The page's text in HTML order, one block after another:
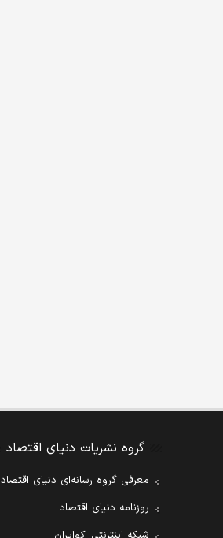
گروه نشریات دنیای اقتصاد
معرفی گروه رسانه‌ای دنیای اقتصاد
روزنامه دنیای اقتصاد